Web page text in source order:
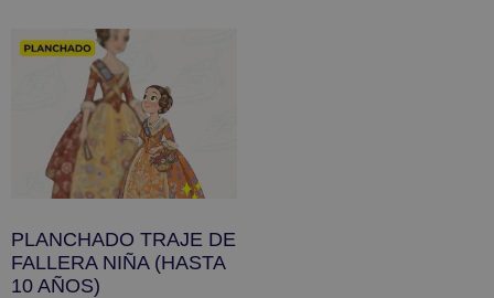
PLANCHADO TRAJE DE
FALLERA NIÑA (HASTA
10 AÑOS)